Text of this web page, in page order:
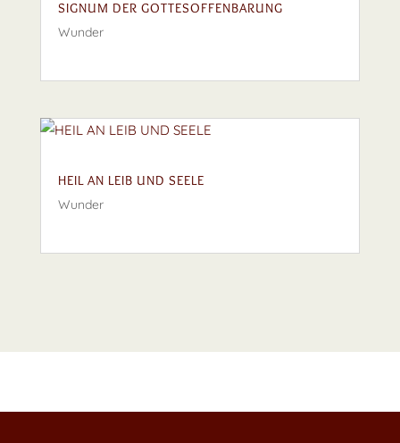
SIGNUM DER GOTTESOFFENBARUNG
Wunder
HEIL AN LEIB UND SEELE
Wunder